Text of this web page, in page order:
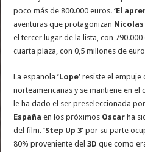
poco más de 800.000 euros. ‘El
aventuras que protagonizan Nicolas
el tercer lugar de la lista, con
cuarta plaza, con 0,5 millones de
La española ‘Lope’ resiste el empuje
norteamericanas y se mantiene en
le ha dado el ser preseleccionada
España en los próximos Oscar ha
del film.‘Step Up 3’ por su parte
80% proveniente del3D que como